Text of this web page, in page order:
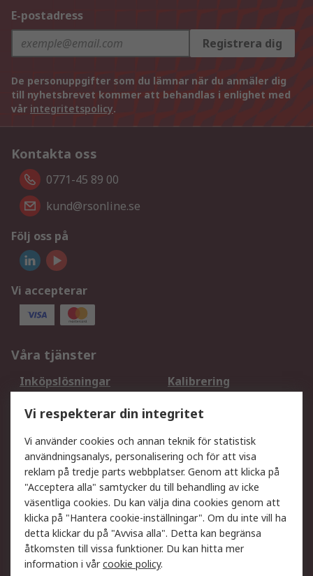
E-postadress
Registrera dig
De personuppgifter som du lämnar när du anmäler dig
till nyhetsbrevet kommer att behandlas i enlighet med
vår integritetspolicy.
Kontakta oss
0771-45 89 00
kund@rsonline.se
Följ oss på
Vi accepterar
Våra tjänster
Inköpslösningar
Kalibrering
DesignSpark
Teknisk Support
Ditt lokala säljteam
Exportlösningar
Support
Få hjälp
Retur av varor
Leverans
Spåra din order
Begär en fakturakopi
Fördelar med RS-konto
Betalningsalternativ
Vi respekterar din integritet
Vi använder cookies och annan teknik för statistisk
användningsanalys, personalisering och för att visa
reklam på tredje parts webbplatser. Genom att klicka på
"Acceptera alla" samtycker du till behandling av icke
väsentliga cookies. Du kan välja dina cookies genom att
klicka på "Hantera cookie-inställningar". Om du inte vill ha
detta klickar du på "Avvisa alla". Detta kan begränsa
åtkomsten till vissa funktioner. Du kan hitta mer
information i vårcookie policy.